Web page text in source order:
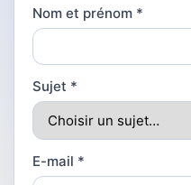
Nom et prénom *
Sujet *
E-mail *